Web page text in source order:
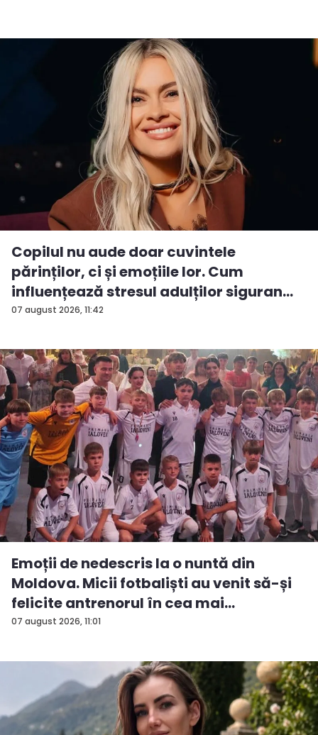
07 august 2026, 11:42
Copilul nu aude doar cuvintele
părinților, ci și emoțiile lor. Cum
influențează stresul adulților siguran...
07 august 2026, 11:01
Emoții de nedescris la o nuntă din
Moldova. Micii fotbaliști au venit să-și
felicite antrenorul în cea mai
importan...